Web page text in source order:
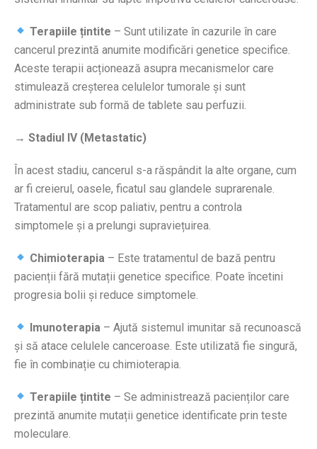
Terapiile țintite – Sunt utilizate în cazurile în care
cancerul prezintă anumite modificări genetice specifice.
Aceste terapii acționează asupra mecanismelor care
stimulează creșterea celulelor tumorale și sunt
administrate sub formă de tablete sau perfuzii.
→ Stadiul IV (Metastatic)
În acest stadiu, cancerul s-a răspândit la alte organe, cum
ar fi creierul, oasele, ficatul sau glandele suprarenale.
Tratamentul are scop paliativ, pentru a controla
simptomele și a prelungi supraviețuirea.
Chimioterapia – Este tratamentul de bază pentru
pacienții fără mutații genetice specifice. Poate încetini
progresia bolii și reduce simptomele.
Imunoterapia – Ajută sistemul imunitar să recunoască
și să atace celulele canceroase. Este utilizată fie singură,
fie în combinație cu chimioterapia.
Terapiile țintite – Se administrează pacienților care
prezintă anumite mutații genetice identificate prin teste
moleculare.